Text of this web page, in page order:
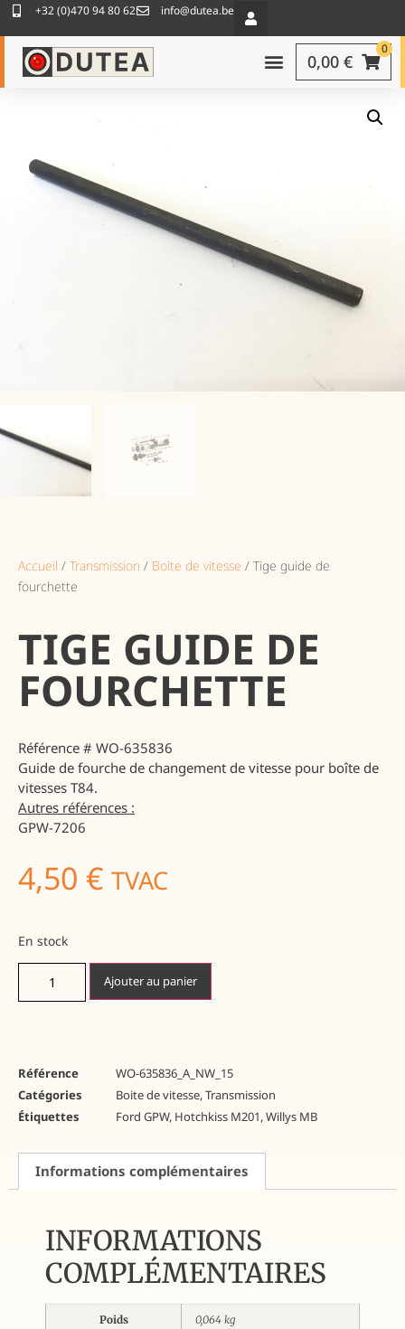
+32 (0)470 94 80 62 info@dutea.be
0
0,00 €
Accueil / Transmission / Boite de vitesse / Tige guide de
fourchette
TIGE GUIDE DE
FOURCHETTE
Référence # WO-635836
Guide de fourche de changement de vitesse pour boîte de
vitesses T84.
Autres références :
GPW-7206
4,50 € TVAC
En stock
Ajouter au panier
Référence
WO-635836_A_NW_15
Catégories
Boite de vitesse,Transmission
Étiquettes
Ford GPW, Hotchkiss M201,Willys MB
Informations complémentaires
INFORMATIONS
COMPLÉMENTAIRES
Poids 0,064 kg